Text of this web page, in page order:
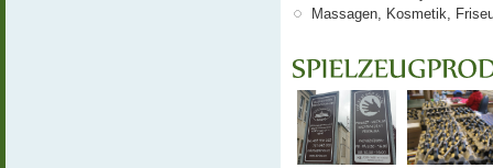
Massagen, Kosmetik,